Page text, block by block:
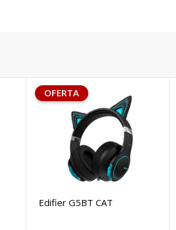
OFERTA
Edifier G5BT CAT